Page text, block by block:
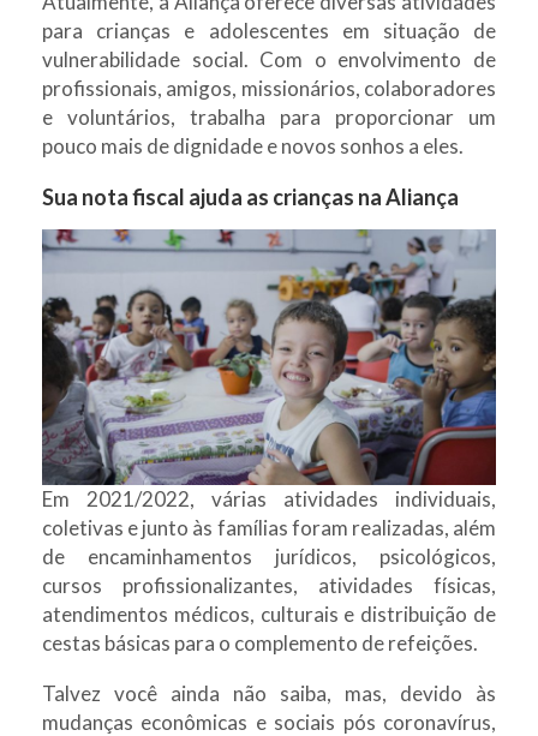
para crianças e adolescentes em situação de
vulnerabilidade social. Com o envolvimento de
profissionais, amigos, missionários, colaboradores
e voluntários, trabalha para proporcionar um
pouco mais de dignidade e novos sonhos a eles.
Sua nota fiscal ajuda as crianças na Aliança
Em 2021/2022, várias atividades individuais,
coletivas e junto às famílias foram realizadas, além
de encaminhamentos jurídicos, psicológicos,
cursos profissionalizantes, atividades físicas,
atendimentos médicos, culturais e distribuição de
cestas básicas para o complemento de refeições.
Talvez você ainda não saiba, mas, devido às
mudanças econômicas e sociais pós coronavírus,